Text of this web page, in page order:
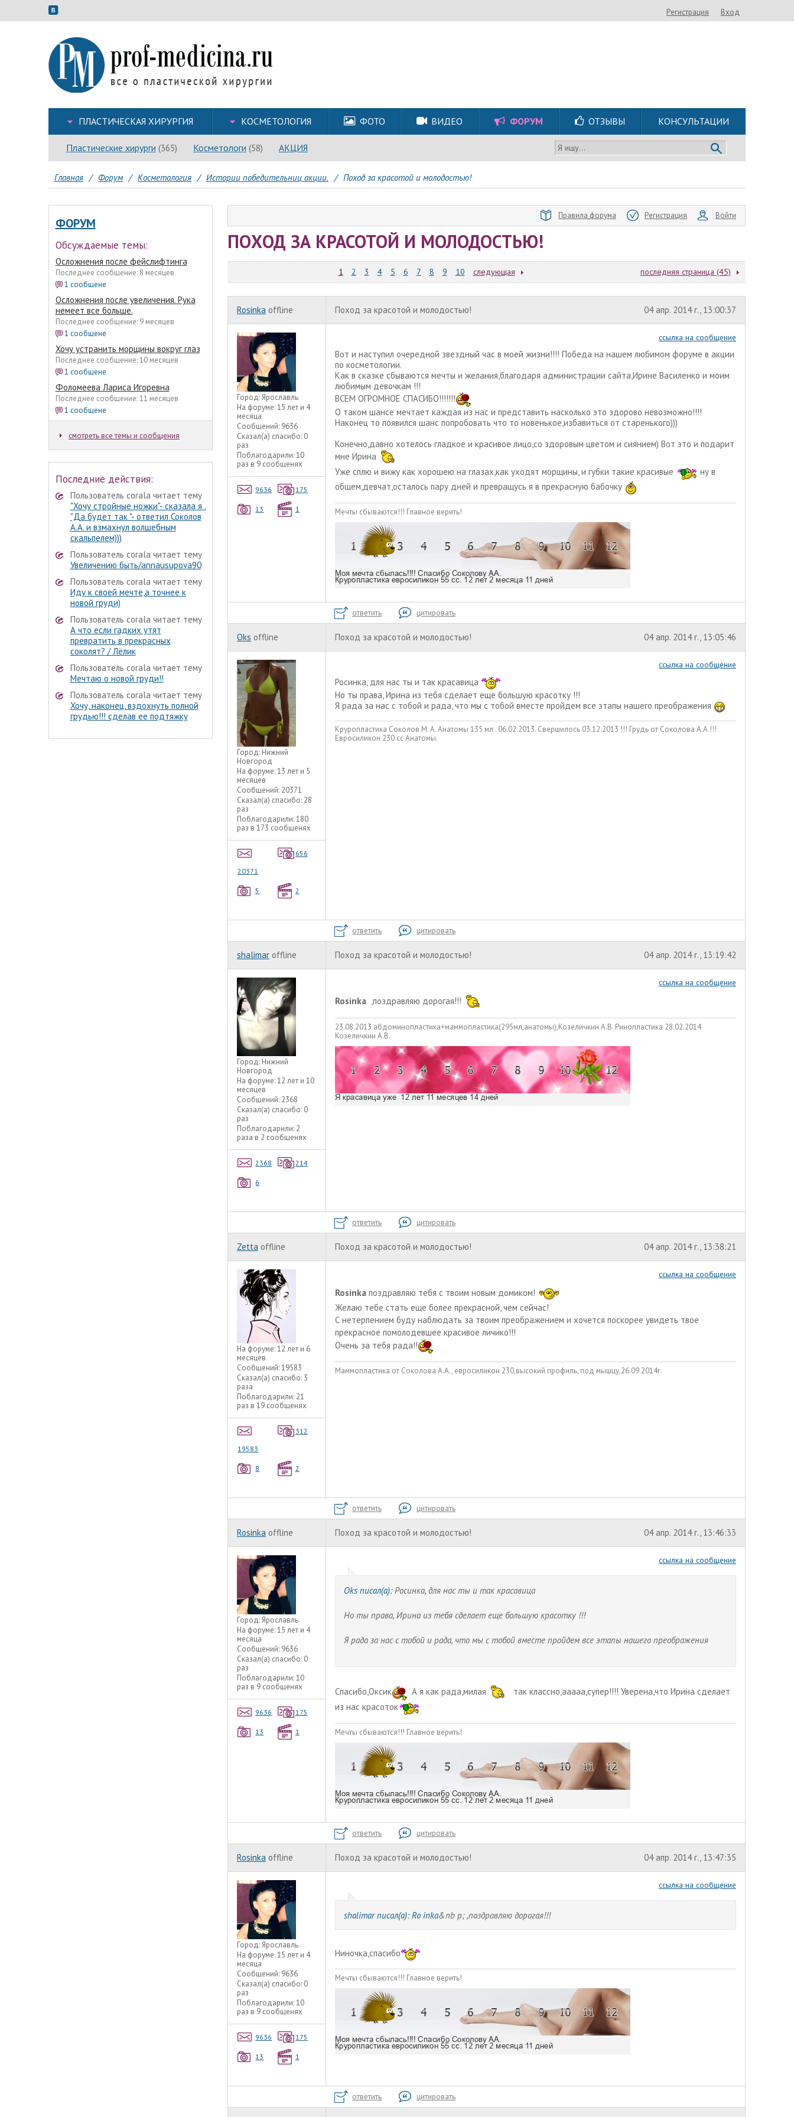
Регистрация Вход
ПЛАСТИЧЕСКАЯ ХИРУРГИЯ КОСМЕТОЛОГИЯ ФОТО ВИДЕО ФОРУМ ОТЗЫВЫ КОНСУЛЬТАЦИИ
Пластические хирурги (365) Косметологи (58) АКЦИЯ Я ищу...
Главная / Форум / Косметология / Истории победительниц акции. / Поход за красотой и молодостью!
ФОРУМ
Обсуждаемые темы:
Осложнения после фейслифтинга
Последнее сообщение: 8 месяцев
1 сообщене
Осложнения после увеличения. Рука
немеет все больше.
Последнее сообщение: 9 месяцев
1 сообщене
Хочу устранить морщины вокруг глаз
Последнее сообщение: 10 месяцев
1 сообщене
Фоломеева Лариса Игоревна
Последнее сообщение: 11 месяцев
1 сообщене
смотреть все темы и сообщения
Последние действия:
Пользователь corala читает тему
"Хочу стройные ножки"- сказала я .
"Да будет так "- ответил Соколов
А.А. и взмахнул волшебным
скальпелем)))
Пользователь corala читает тему
Увеличению быть/annausupova90
Пользователь corala читает тему
Иду к своей мечте,а точнее к
новой груди)
Пользователь corala читает тему
А что если гадких утят
превратить в прекрасных
соколят? / Лёлик
Пользователь corala читает тему
Мечтаю о новой груди!!
Пользователь corala читает тему
Хочу, наконец, вздохнуть полной
грудью!!! сделав ее подтяжку
Правила форума Регистрация Войти
ПОХОД ЗА КРАСОТОЙ И МОЛОДОСТЬЮ!
1 2 3 4 5 6 7 8 9 10 следующая последняя страница (45)
Rosinka offline Поход за красотой и молодостью! 04 апр. 2014 г., 13:00:37
Город:Ярославль
На форуме:15 лет и 4
месяца
Сообщений: 9636
Сказал(а) спасибо: 0
раз
Поблагодарили:10
раз в 9 сообщенях
9636 175
13 1
ссылка на сообщение
Вот и наступил очередной звездный час в моей жизни!!!! Победа на нашем любимом форуме в акции
по косметологии.
Как в сказке сбываются мечты и желания,благодаря администрации сайта,Ирине Василенко и моим
любимым девочкам !!!
ВСЕМ ОГРОМНОЕ СПАСИБО!!!!!!!
О таком шансе мечтает каждая из нас и представить насколько это здорово невозможно!!!!
Наконец то появился шанс попробовать что то новенькое,избавиться от старенького)))
Конечно,давно хотелось гладкое и красивое лицо,со здоровым цветом и сиянием) Вот это и подарит
мне Ирина
Уже сплю и вижу как хорошею на глазах,как уходят морщины, и губки такие красивые
ну в
общем,девчат,осталось пару дней и превращусь я в прекрасную бабочку
Мечты сбываются!!! Главное верить!
ответить цитировать
Oks offline Поход за красотой и молодостью! 04 апр. 2014 г., 13:05:46
Город: Нижний
Новгород
На форуме:13 лет и 5
месяцев
Сообщений: 20371
Сказал(а) спасибо: 28
раз
Поблагодарили:180
раз в 173 сообщенях
20371
656
5 2
ссылка на сообщение
Росинка, для нас ты и так красавица
Но ты права, Ирина из тебя сделает еще большую красотку !!!
Я рада за нас с тобой и рада, что мы с тобой вместе пройдем все этапы нашего преображения
Круропластика Соколов М. А. Анатомы 135 мл . 06.02.2013. Свершилось 03.12.2013 !!! Грудь от Соколова А.А !!!
Евросиликон 230 сс Анатомы.
ответить цитировать
shalimar offline Поход за красотой и молодостью! 04 апр. 2014 г., 13:19:42
Город: Нижний
Новгород
На форуме:12 лет и 10
месяцев
Сообщений: 2368
Сказал(а) спасибо: 0
раз
Поблагодарили: 2
раза в 2 сообщенях
2368 214
6
ссылка на сообщение
Rosinka ,поздравляю дорогая!!!
23.08.2013 абдоминопластика+маммопластика(295мл,анатомы),Козеличкин А.В. Ринопластика 28.02.2014
Козеличкин А.В.
ответить цитировать
Zetta offline Поход за красотой и молодостью! 04 апр. 2014 г., 13:38:21
На форуме:12 лет и 6
месяцев
Сообщений:19583
Сказал(а) спасибо: 3
раза
Поблагодарили: 21
раз в 19 сообщенях
19583
312
8 2
ссылка на сообщение
Rosinka поздравляю тебя с твоим новым домиком!
Желаю тебе стать еще более прекрасной, чем сейчас!
С нетерпением буду наблюдать за твоим преображением и хочется поскорее увидеть твое
прекрасное помолодевшее красивое личико!!!
Очень за тебя рада!!
Маммопластика от Соколова А.А., евросиликон 230,высокий профиль, под мышцу,26.09.2014г.
ответить цитировать
Rosinka offline Поход за красотой и молодостью! 04 апр. 2014 г., 13:46:33
Город:Ярославль
На форуме:15 лет и 4
месяца
Сообщений: 9636
Сказал(а) спасибо: 0
раз
Поблагодарили:10
раз в 9 сообщенях
9636 175
13 1
ссылка на сообщение
Oks писал(а):Росинка, для нас ты и так красавица
Но ты права, Ирина из тебя сделает еще большую красотку !!!
Я рада за нас с тобой и рада, что мы с тобой вместе пройдем все этапы нашего преображения
Спасибо,Оксик А я как рада,милая
так классно,ааааа,супер!!!! Уверена,что Ирина сделает
из нас красоток
Мечты сбываются!!! Главное верить!
ответить цитировать
Rosinka offline Поход за красотой и молодостью! 04 апр. 2014 г., 13:47:35
Город:Ярославль
На форуме:15 лет и 4
месяца
Сообщений: 9636
Сказал(а) спасибо: 0
раз
Поблагодарили:10
раз в 9 сообщенях
9636 175
13 1
ссылка на сообщение
shalimar писал(а): Ro inka&nb p; ,поздравляю дорогая!!!
Ниночка,спасибо
Мечты сбываются!!! Главное верить!
ответить цитировать